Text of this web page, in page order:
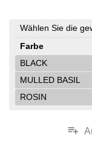
Wählen Sie die
Farbe
BLACK
MULLED BASIL
ROSIN
playlist_add